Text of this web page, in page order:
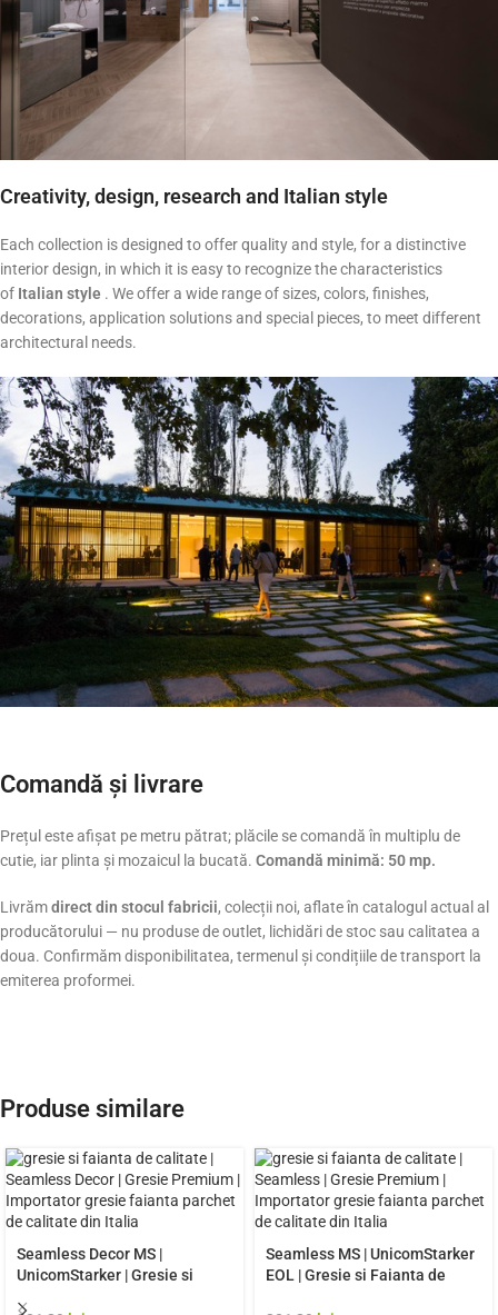
Creativity, design, research and Italian style
Each collection is designed to offer quality and style, for a distinctive
interior design, in which it is easy to recognize the characteristics
of Italian style . We offer a wide range of sizes, colors, finishes,
decorations, application solutions and special pieces, to meet different
architectural needs.
Comandă și livrare
Prețul este afișat pe metru pătrat; plăcile se comandă în multiplu de
cutie, iar plinta și mozaicul la bucată. Comandă minimă: 50 mp.
Livrămdirect din stocul fabricii, colecții noi, aflate în catalogul actual al
producătorului — nu produse de outlet, lichidări de stoc sau calitatea a
doua. Confirmăm disponibilitatea, termenul și condițiile de transport la
emiterea proformei.
Produse similare
Seamless Decor MS |
UnicomStarker | Gresie si
Seamless MS | UnicomStarker
EOL | Gresie si Faianta de